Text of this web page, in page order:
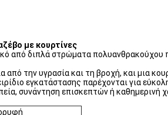
με κουρτίνες
από διπλά στρώματα πολυανθρακούχου
την υγρασία και τη βροχή, και μια
εγκατάστασης παρέχονται για
συνάντηση επισκεπτών ή καθημερινή